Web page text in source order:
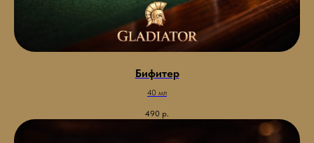
Бифитер
40 мл
490 р.